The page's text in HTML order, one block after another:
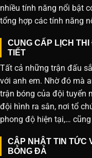
nhiều tính năng nổi bật
tổng hợp các tính năng
CUNG CẤP LỊCH
TIẾT
Tất cả những trận đấu
với anh em. Nhờ đó mà
trận bóng của đội tuyển
đội hình ra sân, nơi tổ
phong độ hiện tại,…
CẬP NHẬT TIN TỨC
BÓNG ĐÁ